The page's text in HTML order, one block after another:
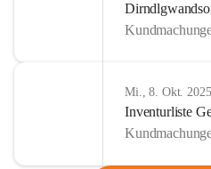
Mi., 8. Okt. 2025
Inventurliste